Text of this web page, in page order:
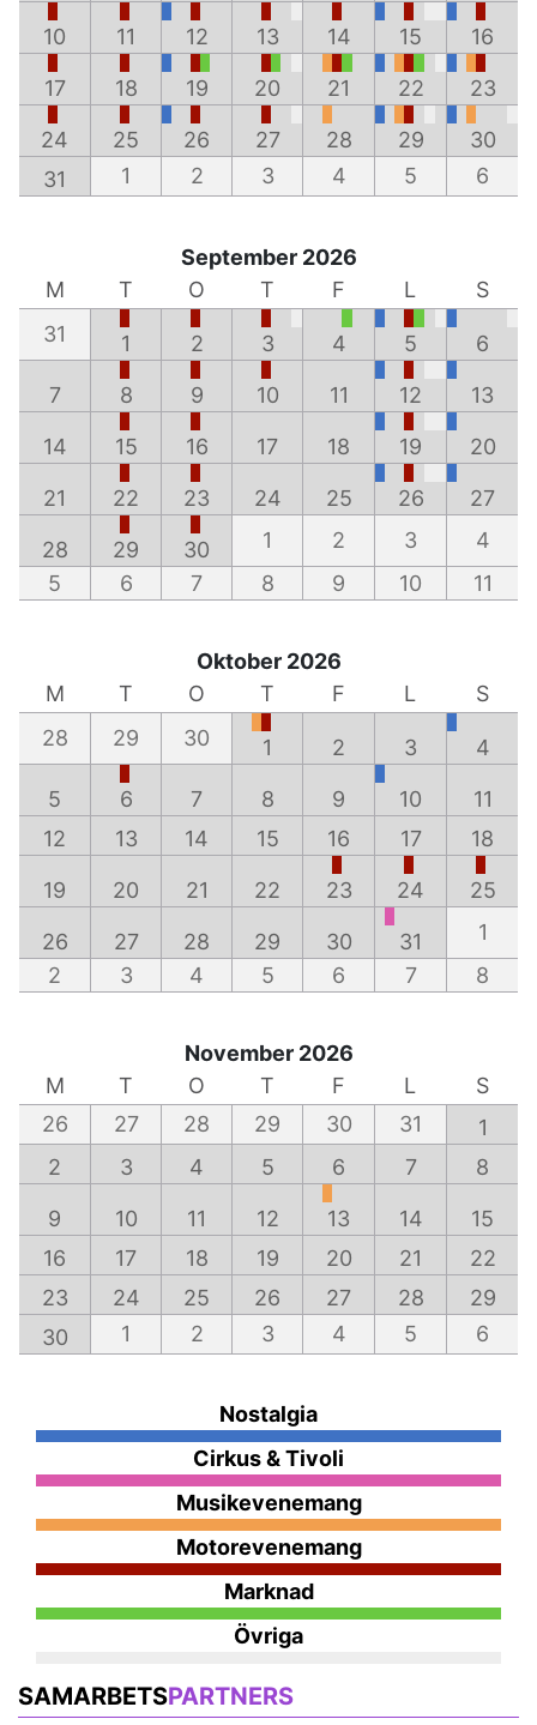
10 11 12 13 14 15 16
17 18 19 20 21 22 23
24 25 26 27 28 29
30
31
1 2 3 4 5 6
September 2026
M
T O T F L
S
31
1 2 3 4 5 6
7 8 9 10 11 12 13
14 15 16 17 18 19 20
21 22 23 24 25 26 27
28 29 30 1 2 3
4
5
6 7 8 9 10 11
Oktober 2026
M
T O T F L
S
28
29 30 1 2 3 4
5 6 7 8 9 10
11
12
13 14 15 16 17 18
19 20 21 22 23 24 25
26 27 28 29 30 31
1
2
3 4 5 6 7 8
November 2026
M
T O T F L
S
26
27 28 29 30 31
1
2
3 4 5 6 7 8
9 10 11 12 13 14
15
16
17 18 19 20 21
22
23
24 25 26 27 28
29
30
1 2 3 4 5 6
Nostalgia
Cirkus & Tivoli
Musikevenemang
Motorevenemang
Marknad
Övriga
SAMARBETSPARTNERS